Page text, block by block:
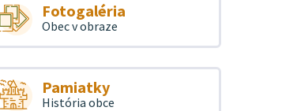
Fotogaléria
Obec v obraze
Pamiatky
História obce